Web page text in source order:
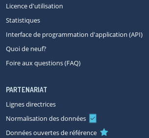
Licence d'utilisation
Statistiques
Interface de programmation d'application (API)
Quoi de neuf?
Foire aux questions (FAQ)
PARTENARIAT
Lignes directrices
Normalisation des données
Données ouvertes de référence